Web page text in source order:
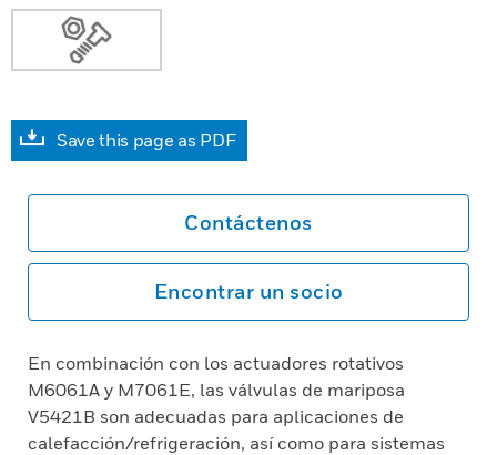
Save this page as PDF
Contáctenos
Encontrar un socio
En combinación con los actuadores rotativos
M6061A y M7061E, las válvulas de mariposa
V5421B son adecuadas para aplicaciones de
calefacción/refrigeración, así como para sistemas